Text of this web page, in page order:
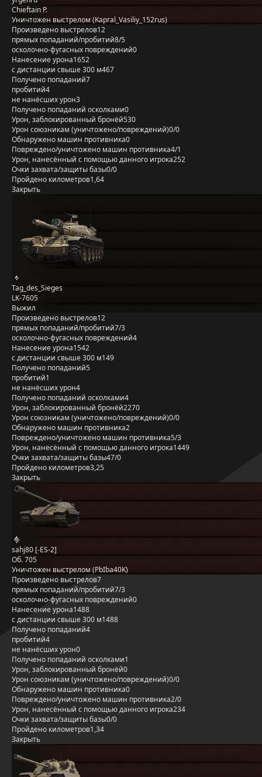
Chieftain P.
Уничтожен выстрелом (Kapral_Vasiliy_152rus)
Произведено выстрелов12
прямых попаданий/пробитий8/5
осколочно-фугасных повреждений0
Нанесение урона1652
с дистанции свыше 300 м467
Получено попаданий7
пробитий4
не нанёсших урон3
Получено попаданий осколками0
Урон, заблокированный бронёй530
Урон союзникам (уничтожено/повреждений)0/0
Обнаружено машин противника0
Повреждено/уничтожено машин противника4/1
Урон, нанесённый с помощью данного игрока252
Очки захвата/защиты базы0/0
Пройдено километров1,64
Закрыть
Tag_des_Sieges
LK-7605
Выжил
Произведено выстрелов12
прямых попаданий/пробитий7/3
осколочно-фугасных повреждений4
Нанесение урона1542
с дистанции свыше 300 м149
Получено попаданий5
пробитий1
не нанёсших урон4
Получено попаданий осколками4
Урон, заблокированный бронёй2270
Урон союзникам (уничтожено/повреждений)0/0
Обнаружено машин противника2
Повреждено/уничтожено машин противника5/3
Урон, нанесённый с помощью данного игрока1449
Очки захвата/защиты базы47/0
Пройдено километров3,25
Закрыть
sahj80 [-ES-2]
Об. 705
Уничтожен выстрелом (PbIba40K)
Произведено выстрелов7
прямых попаданий/пробитий7/3
осколочно-фугасных повреждений0
Нанесение урона1488
с дистанции свыше 300 м1488
Получено попаданий4
пробитий4
не нанёсших урон0
Получено попаданий осколками1
Урон, заблокированный бронёй0
Урон союзникам (уничтожено/повреждений)0/0
Обнаружено машин противника0
Повреждено/уничтожено машин противника2/0
Урон, нанесённый с помощью данного игрока234
Очки захвата/защиты базы0/0
Пройдено километров1,34
Закрыть